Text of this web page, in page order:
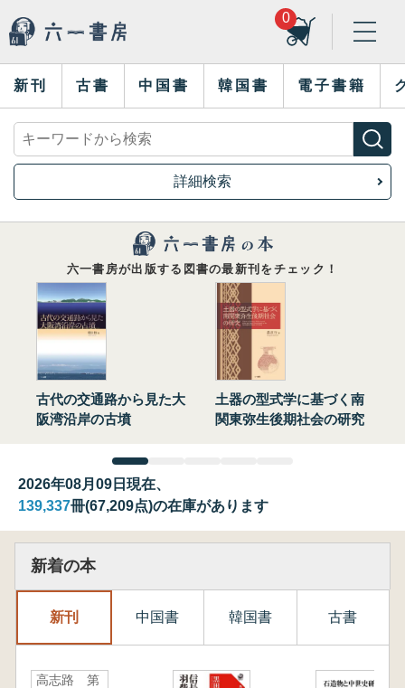
0
新刊 古書 中国書 韓国書 電子書籍
詳細検索
六一書房が出版する図書の最新刊をチェック！
古代の交通路から見た大
阪湾沿岸の古墳
土器の型式学に基づく南
関東弥生後期社会の研究
2026年08月09日現在、
139,337冊(67,209点)の在庫があります
新着の本
新刊 中国書 韓国書 古書
高志路 第